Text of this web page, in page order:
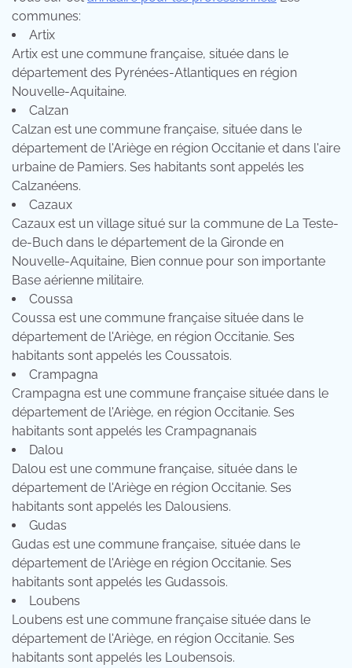
communes:
Artix
Artix est une commune française, située dans le
département des Pyrénées-Atlantiques en région
Nouvelle-Aquitaine.
Calzan
Calzan est une commune française, située dans le
département de l'Ariège en région Occitanie et dans l'aire
urbaine de Pamiers. Ses habitants sont appelés les
Calzanéens.
Cazaux
Cazaux est un village situé sur la commune de La Teste-
de-Buch dans le département de la Gironde en
Nouvelle-Aquitaine, Bien connue pour son importante
Base aérienne militaire.
Coussa
Coussa est une commune française située dans le
département de l'Ariège, en région Occitanie. Ses
habitants sont appelés les Coussatois.
Crampagna
Crampagna est une commune française située dans le
département de l'Ariège, en région Occitanie. Ses
habitants sont appelés les Crampagnanais
Dalou
Dalou est une commune française, située dans le
département de l'Ariège en région Occitanie. Ses
habitants sont appelés les Dalousiens.
Gudas
Gudas est une commune française, située dans le
département de l'Ariège en région Occitanie. Ses
habitants sont appelés les Gudassois.
Loubens
Loubens est une commune française située dans le
département de l'Ariège, en région Occitanie. Ses
habitants sont appelés les Loubensois.